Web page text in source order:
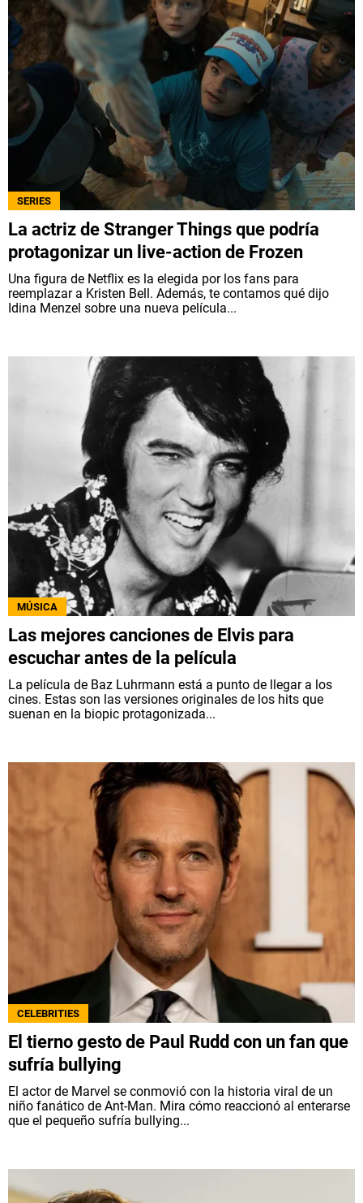
SERIES
La actriz de Stranger Things que podría
protagonizar un live-action de Frozen
Una figura de Netflix es la elegida por los fans para
reemplazar a Kristen Bell. Además, te contamos qué dijo
Idina Menzel sobre una nueva película...
MÚSICA
Las mejores canciones de Elvis para
escuchar antes de la película
La película de Baz Luhrmann está a punto de llegar a los
cines. Estas son las versiones originales de los hits que
suenan en la biopic protagonizada...
CELEBRITIES
El tierno gesto de Paul Rudd con un fan que
sufría bullying
El actor de Marvel se conmovió con la historia viral de un
niño fanático de Ant-Man. Mira cómo reaccionó al enterarse
que el pequeño sufría bullying...